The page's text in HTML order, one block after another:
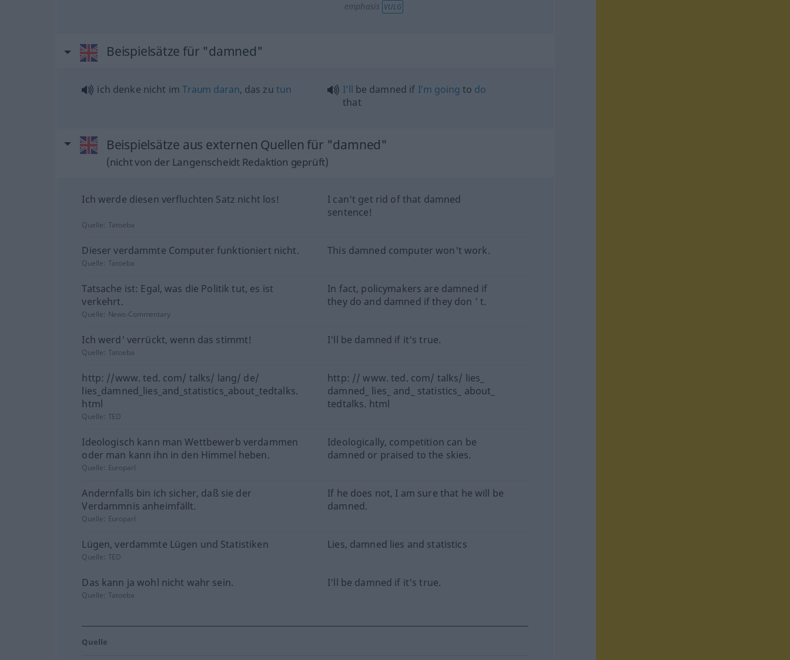
emphasis VULG
Beispielsätze für "damned"
ich denke nicht imTraum daran, das zu tun I’ll be damned if I’m going to do
that
Beispielsätze aus externen Quellen für "damned"
(nicht von der Langenscheidt Redaktion geprüft)
Ich werde diesen verfluchten Satz nicht los!
I can't get rid of that damned
sentence!
Quelle: Tatoeba
Dieser verdammte Computer funktioniert nicht. This damned computer won't work.
Quelle: Tatoeba
Tatsache ist: Egal, was die Politik tut, es ist
verkehrt.
In fact, policymakers are damned if
they do and damned if they don ’ t.
Quelle: News-Commentary
Ich werd' verrückt, wenn das stimmt! I'll be damned if it's true.
Quelle: Tatoeba
http: //www. ted. com/ talks/ lang/ de/
lies_damned_lies_and_statistics_about_tedtalks.
html
http: // www. ted. com/ talks/ lies_
damned_ lies_ and_ statistics_ about_
tedtalks. html
Quelle: TED
Ideologisch kann man Wettbewerb verdammen
oder man kann ihn in den Himmel heben.
Ideologically, competition can be
damned or praised to the skies.
Quelle: Europarl
Andernfalls bin ich sicher, daß sie der
Verdammnis anheimfällt.
If he does not, I am sure that he will be
damned.
Quelle: Europarl
Lügen, verdammte Lügen und Statistiken Lies, damned lies and statistics
Quelle: TED
Das kann ja wohl nicht wahr sein. I'll be damned if it's true.
Quelle: Tatoeba
Quelle